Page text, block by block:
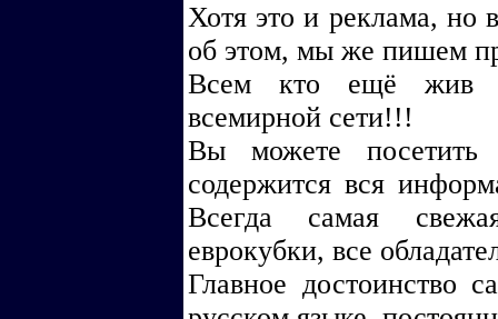
Хотя это и реклама, но
об этом, мы же пишем
Всем кто ещё жив и
всемирной сети!!!
Вы можете посетить
содержится вся
Всегда самая
еврокубки, все
Главное достоинство